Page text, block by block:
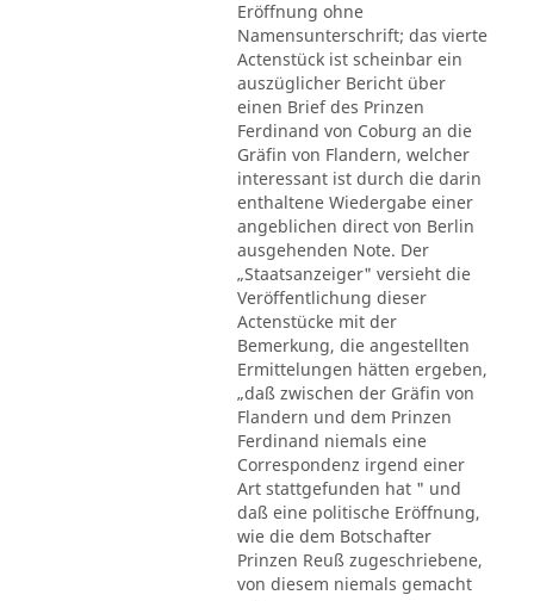
Eröffnung ohne
Namensunterschrift; das vierte
Actenstück ist scheinbar ein
auszüglicher Bericht über
einen Brief des Prinzen
Ferdinand von Coburg an die
Gräfin von Flandern, welcher
interessant ist durch die darin
enthaltene Wiedergabe einer
angeblichen direct von Berlin
ausgehenden Note. Der
„Staatsanzeiger" versieht die
Veröffentlichung dieser
Actenstücke mit der
Bemerkung, die angestellten
Ermittelungen hätten ergeben,
„daß zwischen der Gräfin von
Flandern und dem Prinzen
Ferdinand niemals eine
Correspondenz irgend einer
Art stattgefunden hat " und
daß eine politische Eröffnung,
wie die dem Botschafter
Prinzen Reuß zugeschriebene,
von diesem niemals gemacht